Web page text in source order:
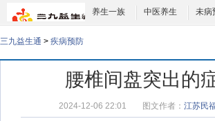
养生一族 中医养生 未病
三九益生通 > 疾病预防
腰椎间盘突出的
2024-12-06 22:01 图文作者： 江苏民